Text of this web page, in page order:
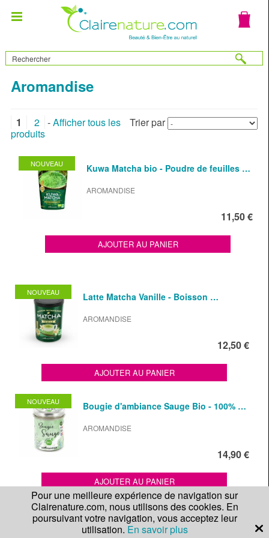
Aromandise
Trier par
1 2 -Afficher tous les
produits
NOUVEAU Kuwa Matcha bio - Poudre de feuilles …
AROMANDISE
11,50 €
AJOUTER AU PANIER
NOUVEAU Latte Matcha Vanille - Boisson …
AROMANDISE
12,50 €
AJOUTER AU PANIER
NOUVEAU Bougie d'ambiance Sauge Bio - 100% …
AROMANDISE
14,90 €
AJOUTER AU PANIER
Latte Matcha Cannelle Agrumes - …
Pour une meilleure expérience de navigation sur
Clairenature.com, nous utilisons des cookies. En
poursuivant votre navigation, vous acceptez leur
utilisation. En savoir plus